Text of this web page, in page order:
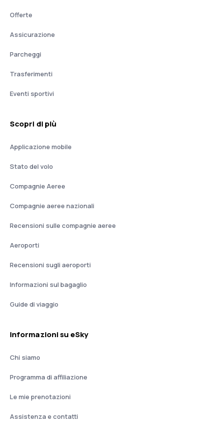
Offerte
Assicurazione
Parcheggi
Trasferimenti
Eventi sportivi
Scopri di più
Applicazione mobile
Stato del volo
Compagnie Aeree
Compagnie aeree nazionali
Recensioni sulle compagnie aeree
Aeroporti
Recensioni sugli aeroporti
Informazioni sul bagaglio
Guide di viaggio
Informazioni su eSky
Chi siamo
Programma di affiliazione
Le mie prenotazioni
Assistenza e contatti